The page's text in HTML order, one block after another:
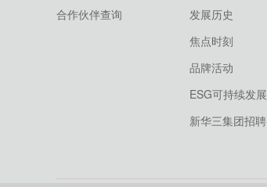
合作伙伴查询
发展历史
焦点时刻
品牌活动
ESG可持续发展
新华三集团招聘